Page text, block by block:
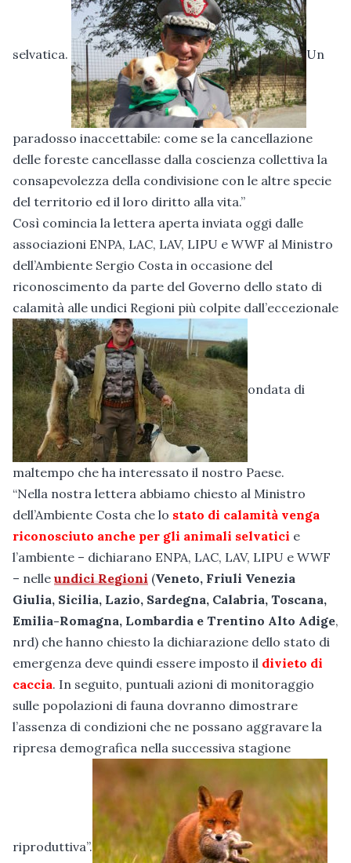
selvatica. Un
paradosso inaccettabile: come se la cancellazione
delle foreste cancellasse dalla coscienza collettiva la
consapevolezza della condivisione con le altre specie
del territorio ed il loro diritto alla vita.”
Così comincia la lettera aperta inviata oggi dalle
associazioni ENPA, LAC, LAV, LIPU e WWF al Ministro
dell’Ambiente Sergio Costa in occasione del
riconoscimento da parte del Governo dello stato di
calamità alle undici Regioni più colpite dall’eccezionale
ondata di
maltempo che ha interessato il nostro Paese.
“Nella nostra lettera abbiamo chiesto al Ministro
dell’Ambiente Costa che lo stato di calamità venga
riconosciuto anche per gli animali selvatici e
l’ambiente – dichiarano ENPA, LAC, LAV, LIPU e WWF
– nelle undici Regioni (Veneto, Friuli Venezia
Giulia, Sicilia, Lazio, Sardegna, Calabria, Toscana,
Emilia-Romagna, Lombardia e Trentino Alto Adige,
nrd) che hanno chiesto la dichiarazione dello stato di
emergenza deve quindi essere imposto il divieto di
caccia. In seguito, puntuali azioni di monitoraggio
sulle popolazioni di fauna dovranno dimostrare
l’assenza di condizioni che ne possano aggravare la
ripresa demografica nella successiva stagione
riproduttiva”.